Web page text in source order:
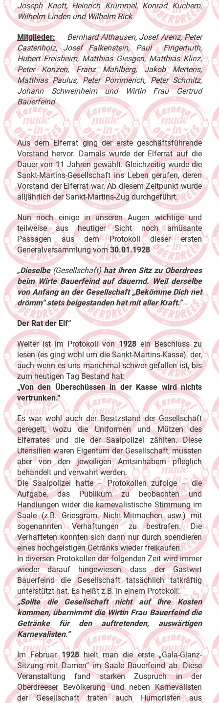
Joseph Knott, Heinrich Krümmel, Konrad Kuchem,
Wilhelm Linden und Wilhelm Rick
Mitglieder:
Bernhard Althausen, Josef Arenz, Peter
Castenholz, Josef Falkenstein, Paul Fingerhuth,
Hubert Freisheim, Matthias Giesgen, Matthias Klinz,
Peter Konzen, Franz Mahlberg, Jakob Mertens,
Matthias Paulus, Peter Pommerich, Peter Schmitz,
Johann Schweinheim und Wirtin Frau Gertrud
Bauerfeind
Aus dem Elferrat ging der erste geschäftsführende
Vorstand hervor. Damals wurde der Elferrat auf die
Dauer von 11 Jahren gewählt. Gleichzeitig wurde die
Sankt-Martins-Gesellschaft ins Leben gerufen, deren
Vorstand der Elferrat war. Ab diesem Zeitpunkt wurde
alljährlich der Sankt-Martins-Zug durchgeführt.
Nun noch einige in unseren Augen wichtige und
teilweise aus heutiger Sicht noch amüsante
Passagen aus dem Protokoll dieser ersten
Generalversammlung vom30.01.1928
„Dieselbe(Gesellschaft)hat ihren Sitz zu Oberdrees
beim Wirte Bauerfeind auf dauernd. Weil derselbe
von Anfang an der Gesellschaft „Bekömme Dich net
drömm“ stets beigestanden hat mit aller Kraft.”
Der Rat der Elf“
Weiter ist im Protokoll von1928 ein Beschluss zu
lesen (es ging wohl um die Sankt-Martins-Kasse), der,
auch wenn es uns manchmal schwer gefallen ist, bis
zum heutigen Tag Bestand hat:
„Von den Überschüssen in der Kasse wird nichts
vertrunken.“
Es war wohl auch der Besitzstand der Gesellschaft
geregelt, wozu die Uniformen und Mützen des
Elferrates und die der Saalpolizei zählten. Diese
Utensilien waren Eigentum der Gesellschaft, mussten
aber von den jeweiligen Amtsinhabern pfleglich
behandelt und verwahrt werden.
Die Saalpolizei hatte – Protokollen zufolge – die
Aufgabe, das Publikum zu beobachten und
Handlungen wider die karnevalistische Stimmung im
Saale (z.B. Griesgram, Nicht-Mitmachen usw.) mit
sogenannten Verhaftungen zu bestrafen. Die
Verhafteten konnten sich dann nur durch spendieren
eines hochgeistigen Getränks wieder freikaufen.
In diversen Protokollen der folgenden Zeit wird immer
wieder darauf hingewiesen, dass der Gastwirt
Bauerfeind die Gesellschaft tatsächlich tatkräftig
unterstützt hat. Es heißt z.B. in einem Protokoll:
„Sollte die Gesellschaft nicht auf ihre Kosten
kommen, übernimmt die Wirtin Frau Bauerfeind die
Getränke für den auftretenden, auswärtigen
Karnevalisten.“
Im Februar1928hielt man die erste „Gala-Glanz-
Sitzung mit Damen“ im Saale Bauerfeind ab. Diese
Veranstaltung fand starken Zuspruch in der
Oberdreeser Bevölkerung und neben Karnevalisten
der Gesellschaft traten auch Humoristen aus